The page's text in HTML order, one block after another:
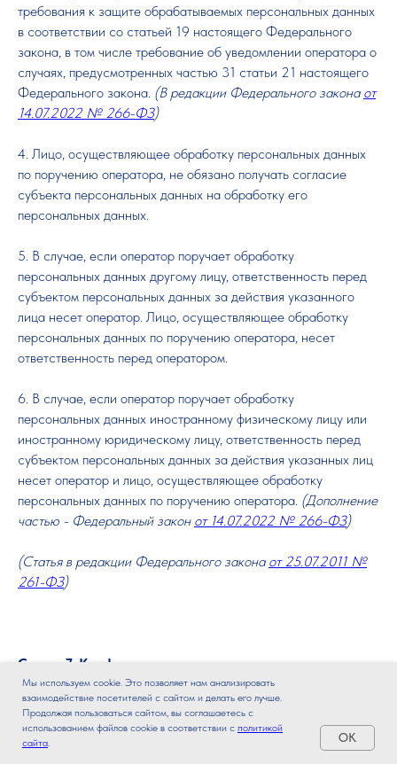
требования к защите обрабатываемых персональных данных
в соответствии со статьей 19 настоящего Федерального
закона, в том числе требование об уведомлении оператора о
случаях, предусмотренных частью 31 статьи 21 настоящего
Федерального закона. (В редакции Федерального закона от
14.07.2022 № 266-ФЗ)
4. Лицо, осуществляющее обработку персональных данных
по поручению оператора, не обязано получать согласие
субъекта персональных данных на обработку его
персональных данных.
5. В случае, если оператор поручает обработку
персональных данных другому лицу, ответственность перед
субъектом персональных данных за действия указанного
лица несет оператор. Лицо, осуществляющее обработку
персональных данных по поручению оператора, несет
ответственность перед оператором.
6. В случае, если оператор поручает обработку
персональных данных иностранному физическому лицу или
иностранному юридическому лицу, ответственность перед
субъектом персональных данных за действия указанных лиц
несет оператор и лицо, осуществляющее обработку
персональных данных по поручению оператора. (Дополнение
частью - Федеральный закон от 14.07.2022 № 266-ФЗ)
(Статья в редакции Федерального закона от 25.07.2011 №
261-ФЗ)
Статья 7. Конфиденциальность персональных данных
Операторы и иные лица, получившие доступ к персональным
Мы используем cookie. Это позволяет нам анализировать
взаимодействие посетителей с сайтом и делать его лучше.
Продолжая пользоваться сайтом, вы соглашаетесь с
использованием файлов cookie в соответствии с политикой
сайта. OK